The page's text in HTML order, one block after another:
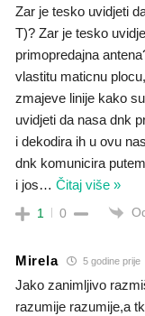
Zar je tesko uvidjeti
T)? Zar je tesko
primopredajna
vlastitu maticnu
zmajeve linije kako
uvidjeti da nasa dnk
i dekodira ih u ovu
dnk komunicira
i jos… Čitaj više »
1 0
Mirela 5 godine prije
Jako zanimljivo
razumije razumije,a